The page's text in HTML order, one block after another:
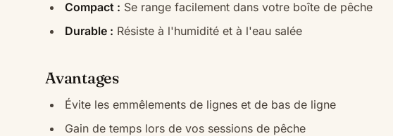
Compact : Se range facilement dans votre boîte de pêche
Durable : Résiste à l'humidité et à l'eau salée
Avantages
Évite les emmêlements de lignes et de bas de ligne
Gain de temps lors de vos sessions de pêche